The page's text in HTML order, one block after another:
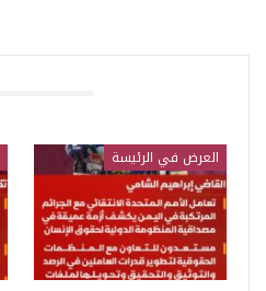
العرض في الرئيسة